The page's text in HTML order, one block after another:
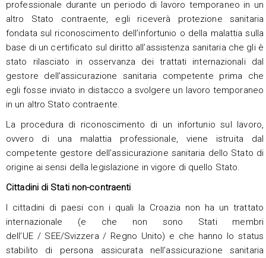
professionale durante un periodo di lavoro temporaneo in un
altro Stato contraente, egli riceverà protezione sanitaria
fondata sul riconoscimento dell’infortunio o della malattia sulla
base di un certificato sul diritto all’assistenza sanitaria che gli è
stato rilasciato in osservanza dei trattati internazionali dal
gestore dell’assicurazione sanitaria competente prima che
egli fosse inviato in distacco a svolgere un lavoro temporaneo
in un altro Stato contraente.
La procedura di riconoscimento di un infortunio sul lavoro,
ovvero di una malattia professionale, viene istruita dal
competente gestore dell’assicurazione sanitaria dello Stato di
origine ai sensi della legislazione in vigore di quello Stato.
Cittadini di Stati non-contraenti
I cittadini di paesi con i quali la Croazia non ha un trattato
internazionale (e che non sono Stati membri
dell’UE / SEE/Svizzera / Regno Unito) e che hanno lo status
stabilito di persona assicurata nell’assicurazione sanitaria